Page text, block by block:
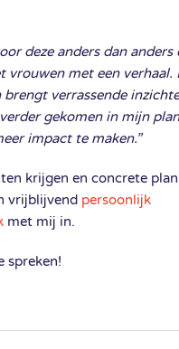
deze anders dan anders
vrouwen met een verhaal.
verrassende
gekomen in mijn
impact te maken.”
krijgen en concrete
vrijblijvend persoonlijk
met mij in.
spreken!